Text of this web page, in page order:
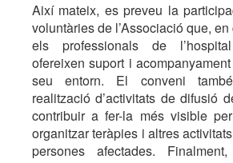
Així mateix, es preveu la
voluntàries de l’Associació que,
els professionals de
ofereixen suport i
seu entorn. El conveni
realització d’activitats de difusió
contribuir a fer-la més visible
organitzar teràpies i altres
persones afectades.